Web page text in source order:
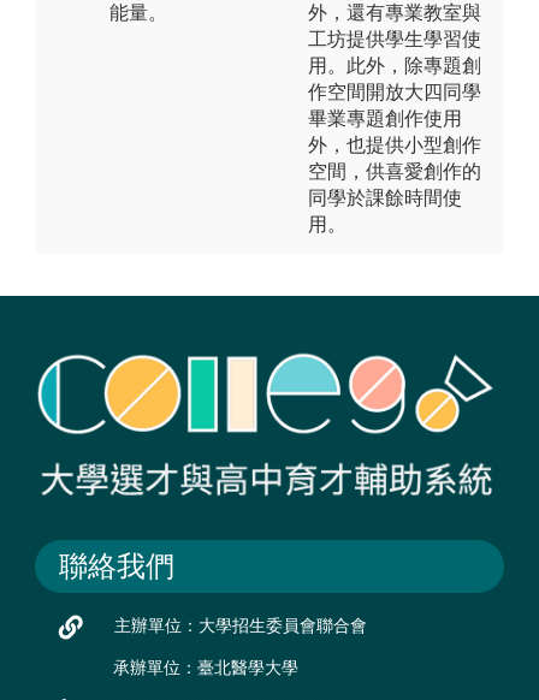
能量。
外，還有專業教室與
工坊提供學生學習使
用。此外，除專題創
作空間開放大四同學
畢業專題創作使用
外，也提供小型創作
空間，供喜愛創作的
同學於課餘時間使
用。
聯絡我們
主辦單位：大學招生委員會聯合會
承辦單位：臺北醫學大學